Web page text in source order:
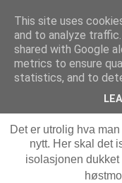
MARTHE
mandag 8.
Bildetapet fra
Det er utrolig hva
nytt. Her skal det
isolasjonen
This site uses
and to analyze
shared with Google
metrics to ensure
statistics, and to